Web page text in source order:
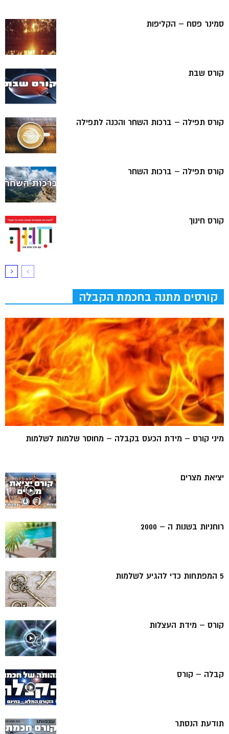
סמינר פסח – הקליפות
קורס שבת
קורס תפילה – ברכות השחר והכנה לתפילה
קורס תפילה – ברכות השחר
קורס חינוך
קורסים מתנה בחכמת הקבלה
מיני קורס – מידת הכעס בקבלה – מחוסר שלמות לשלמות
יציאת מצרים
רוחניות בשנות ה – 2000
5 המפתחות כדי להגיע לשלמות
קורס – מידת העצלות
קבלה – קורס
תודעת הנסתר